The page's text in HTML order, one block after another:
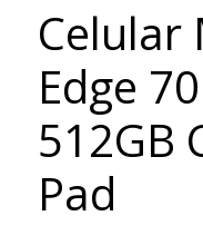
Celular
Edge
512GB
Pad